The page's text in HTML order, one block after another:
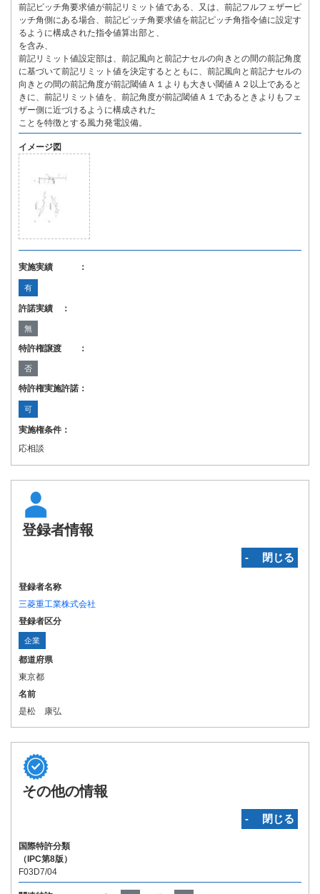
前記ピッチ角要求値が前記リミット値である、又は、前記フルフェザーピ
ッチ角側にある場合、前記ピッチ角要求値を前記ピッチ角指令値に設定す
るように構成された指令値算出部と、
を含み、
前記リミット値設定部は、前記風向と前記ナセルの向きとの間の前記角度
に基づいて前記リミット値を決定するとともに、前記風向と前記ナセルの
向きとの間の前記角度が前記閾値Ａ１よりも大きい閾値Ａ２以上であると
きに、前記リミット値を、前記角度が前記閾値Ａ１であるときよりもフェ
ザー側に近づけるように構成された
ことを特徴とする風力発電設備。
イメージ図
実施実績 ：
有
許諾実績 ：
無
特許権譲渡 ：
否
特許権実施許諾：
可
実施権条件：
応相談
登録者情報
‐ 閉じる
登録者名称
三菱重工業株式会社
登録者区分
企業
都道府県
東京都
名前
是松 康弘
その他の情報
‐ 閉じる
国際特許分類
（IPC第8版）
F03D7/04